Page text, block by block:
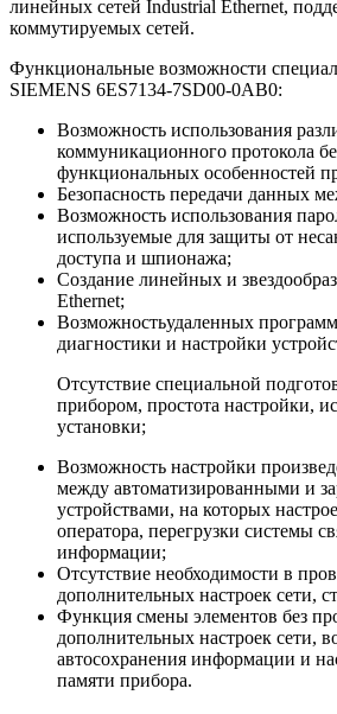
линейных сетей Industrial Ethernet,
коммутируемых сетей.
Функциональные возможности
SIEMENS 6ES7134-7SD00-0AB0:
Возможность использования
коммуникационного протокола
функциональных особенностей
Безопасность передачи данных
Возможность использования
используемые для защиты от
доступа и шпионажа;
Создание линейных и
Ethernet;
Возможностьудаленных
диагностики и настройки
Отсутствие специальной
прибором, простота настройки,
установки;
Возможность настройки
между автоматизированными и
устройствами, на которых
оператора, перегрузки системы
информации;
Отсутствие необходимости в
дополнительных настроек сети,
Функция смены элементов без
дополнительных настроек сети,
автосохранения информации и
памяти прибора.